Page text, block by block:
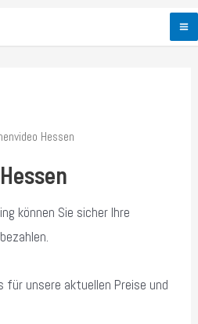
Hessen
können Sie sicher Ihre
unsere aktuellen Preise und